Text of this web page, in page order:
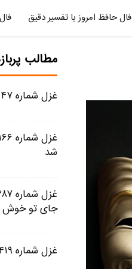
فال حافظ امروز با تفسیر دقیق
مطالب
غزل شماره ۴۴۷ : بیا با ما مورز این کینه داری
شد
جای تو خوش
غزل شماره ۴۱۹ : وصال او ز عمر جاودان به